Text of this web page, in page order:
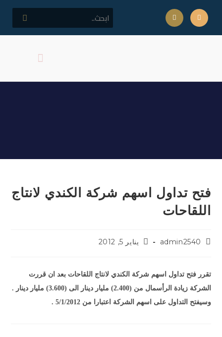
فتح تداول اسهم شركة الكندي لانتاج
اللقاحات
admin2540 يناير 5, 2012
تقرر فتح تداول اسهم شركة الكندي لانتاج اللقاحات بعد ان قررت
الشركة زيادة الرأسمال من (2.400) مليار دينار الى (3.600) مليار دينار .
وسيفتح التداول على اسهم الشركة اعتبارا من 5/1/2012 .